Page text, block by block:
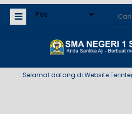
Selamat datang di Website